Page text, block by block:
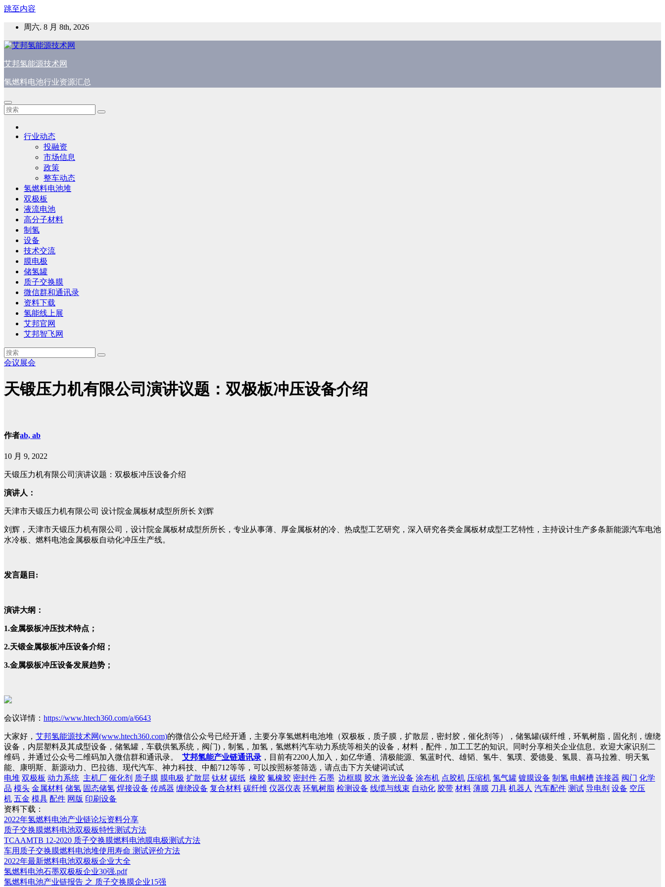
跳至内容
周六. 8 月 8th, 2026
艾邦氢能源技术网
氢燃料电池行业资源汇总
行业动态
投融资
市场信息
政策
整车动态
氢燃料电池堆
双极板
液流电池
高分子材料
制氢
设备
技术交流
膜电极
储氢罐
质子交换膜
微信群和通讯录
资料下载
氢能线上展
艾邦官网
艾邦智飞网
会议展会
天锻压力机有限公司演讲议题：双极板冲压设备介绍
作者ab, ab
10 月 9, 2022
天锻压力机有限公司演讲议题：双极板冲压设备介绍
演讲人：
天津市天锻压力机有限公司 设计院金属板材成型所所长 刘辉
刘辉，天津市天锻压力机有限公司，设计院金属板材成型所所长，专业从事薄、厚金属板材的冷、热成型工艺研究，深入研究各类金属板材成型工艺特性，主持设计生产多条新能源汽车电池
水冷板、燃料电池金属极板自动化冲压生产线。
发言题目:
演讲大纲：
1.金属极板冲压技术特点；
2.天锻金属极板冲压设备介绍；
3.金属极板冲压设备发展趋势；
会议详情： https://www.htech360.com/a/6643
大家好， 艾邦氢能源技术网(www.htech360.com)的微信公众号已经开通，主要分享氢燃料电池堆（双极板，质子膜，扩散层，密封胶，催化剂等），储氢罐(碳纤维，环氧树脂，固化剂，缠绕
设备，内层塑料及其成型设备，储氢罐，车载供氢系统，阀门)，制氢，加氢，氢燃料汽车动力系统等相关的设备，材料，配件，加工工艺的知识。同时分享相关企业信息。欢迎大家识别二
维码，并通过公众号二维码加入微信群和通讯录。
艾邦氢能产业链通讯录 ，目前有2200人加入，如亿华通、清极能源、氢蓝时代、雄韬、氢牛、氢璞、爱德曼、氢晨、喜马拉雅、明天氢
能、康明斯、新源动力、巴拉德、现代汽车、神力科技、中船712等等，可以按照标签筛选，请点击下方关键词试试
电堆 双极板 动力系统 主机厂 催化剂 质子膜 膜电极 扩散层 钛材 碳纸 橡胶 氟橡胶 密封件 石墨 边框膜 胶水 激光设备 涂布机 点胶机 压缩机 氢气罐 镀膜设备 制氢 电解槽 连接器 阀门 化学
品 模头 金属材料 储氢 固态储氢 焊接设备 传感器 缠绕设备 复合材料 碳纤维 仪器仪表 环氧树脂 检测设备 线缆与线束 自动化 胶带 材料 薄膜 刀具 机器人 汽车配件 测试 导电剂 设备 空压
机 五金 模具 配件 网版 印刷设备
资料下载：
2022年氢燃料电池产业链论坛资料分享
质子交换膜燃料电池双极板特性测试方法
TCAAMTB 12-2020 质子交换膜燃料电池膜电极测试方法
车用质子交换膜燃料电池堆使用寿命 测试评价方法
2022年最新燃料电池双极板企业大全
氢燃料电池石墨双极板企业30强.pdf
氢燃料电池产业链报告 之 质子交换膜企业15强